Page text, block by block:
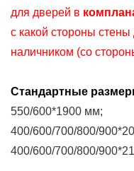
для дверей в
с какой стороны
наличником (со
Стандартные
550/600*1900 мм;
400/600/700/800/
400/600/700/800/